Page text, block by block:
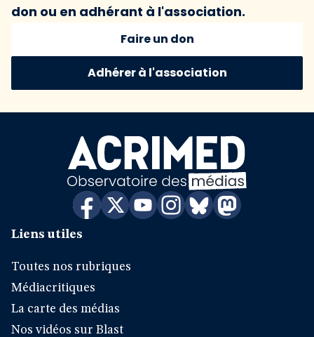
don ou en adhérant à l'association.
Faire un don
Adhérer à l'association
Liens utiles
Toutes nos rubriques
Médiacritiques
La carte des médias
Nos vidéos sur Blast